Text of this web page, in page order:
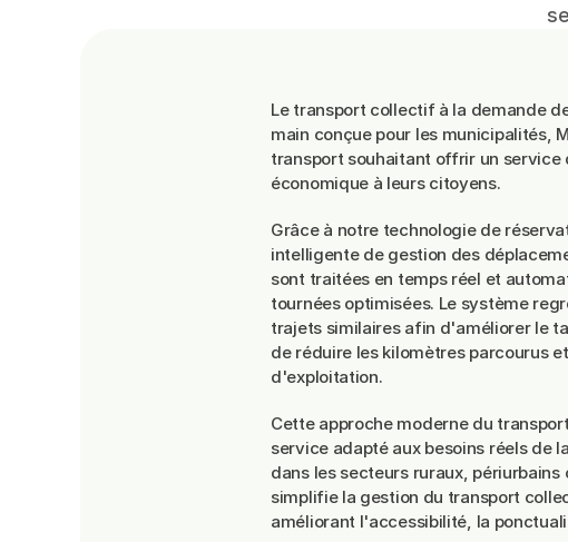
Le transport collectif à la demande
main conçue pour les municipalités,
transport souhaitant offrir un
économique à leurs citoyens.
Grâce à notre technologie de
intelligente de gestion des
sont traitées en temps réel et
tournées optimisées. Le système
trajets similaires afin d'améliorer le
de réduire les kilomètres parcourus
d'exploitation.
Cette approche moderne du
service adapté aux besoins réels de
dans les secteurs ruraux, périurbains
simplifie la gestion du transport
améliorant l'accessibilité, la